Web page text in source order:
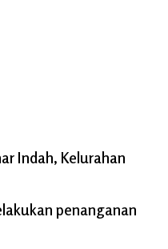
Indah, Kelurahan
penanganan